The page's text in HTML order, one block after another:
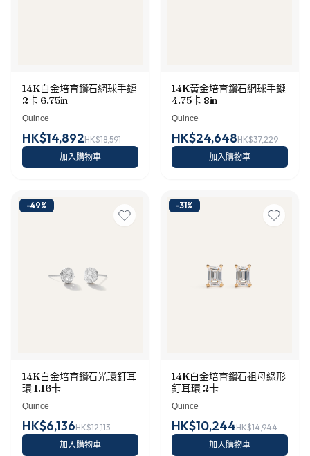
14K白金培育鑽石網球手鏈
2卡 6.75in
Quince
HK$14,892HK$18,591
加入購物車
14K黃金培育鑽石網球手鏈
4.75卡 8in
Quince
HK$24,648HK$37,229
加入購物車
-49%
14K白金培育鑽石光環釘耳
環 1.16卡
Quince
HK$6,136HK$12,113
加入購物車
-31%
14K白金培育鑽石祖母綠形
釘耳環 2卡
Quince
HK$10,244HK$14,944
加入購物車